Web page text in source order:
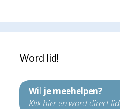
Word lid!
Wil je meehelpen?
Klik hier en word direct lid